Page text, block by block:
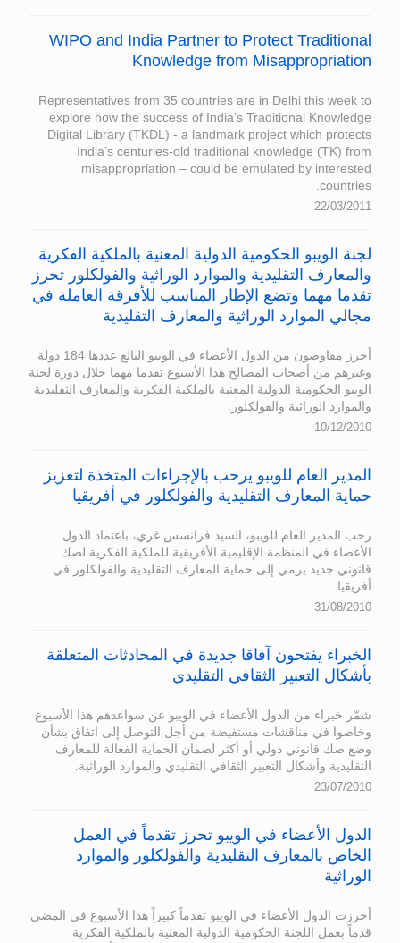
WIPO and India Partner to Protect Traditional
Knowledge from Misappropriation
Representatives from 35 countries are in Delhi this week to
explore how the success of India’s Traditional Knowledge
Digital Library (TKDL) - a landmark project which protects
India’s centuries-old traditional knowledge (TK) from
misappropriation – could be emulated by interested
countries.
22/03/2011
لجنة الويبو الحكومية الدولية المعنية بالملكية الفكرية
والمعارف التقليدية والموارد الوراثية والفولكلور تحرز
تقدما مهما وتضع الإطار المناسب للأفرقة العاملة في
مجالي الموارد الوراثية والمعارف التقليدية
أحرز مفاوضون من الدول الأعضاء في الويبو البالغ عددها 184 دولة
وغيرهم من أصحاب المصالح هذا الأسبوع تقدما مهما خلال دورة لجنة
الويبو الحكومية الدولية المعنية بالملكية الفكرية والمعارف التقليدية
والموارد الوراثية والفولكلور.
10/12/2010
المدير العام للويبو يرحب بالإجراءات المتخذة لتعزيز
حماية المعارف التقليدية والفولكلور في أفريقيا
رحب المدير العام للويبو، السيد فرانسس غري، باعتماد الدول
الأعضاء في المنظمة الإقليمية الأفريقية للملكية الفكرية لصك
قانوني جديد يرمي إلى حماية المعارف التقليدية والفولكلور في
أفريقيا.
31/08/2010
الخبراء يفتحون آفاقا جديدة في المحادثات المتعلقة
بأشكال التعبير الثقافي التقليدي
شمّر خبراء من الدول الأعضاء في الويبو عن سواعدهم هذا الأسبوع
وخاضوا في مناقشات مستفيضة من أجل التوصل إلى اتفاق بشأن
وضع صك قانوني دولي أو أكثر لضمان الحماية الفعالة للمعارف
التقليدية وأشكال التعبير الثقافي التقليدي والموارد الوراثية.
23/07/2010
الدول الأعضاء في الويبو تحرز تقدماً في العمل
الخاص بالمعارف التقليدية والفولكلور والموارد
الوراثية
أحرزت الدول الأعضاء في الويبو تقدماً كبيراً هذا الأسبوع في المضي
قدماً بعمل اللجنة الحكومية الدولية المعنية بالملكية الفكرية